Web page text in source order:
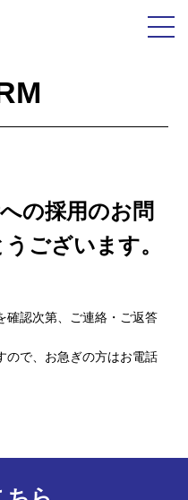
の採用のお問
ございます。
確認次第、ご連絡・ご返答
ので、お急ぎの方はお電話